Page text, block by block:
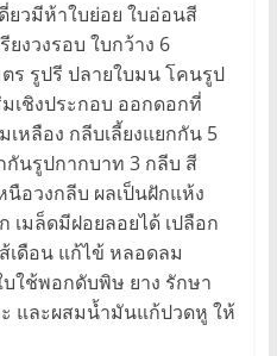
ยวมีห้าใบย่อย ใบอ่อนสี
ยงวงรอบ ใบกว้าง 6
ตร รูปรี ปลายใบมน โคนรูป
เชิงประกอบ ออกดอกที่
หลือง กลีบเลี้ยงแยกกัน 5
นรูปกากบาท 3 กลีบ สี
นือวงกลีบ ผลเป็นฝักแห้ง
เมล็ดมีฝอยลอยได้ เปลือก
เดือน แก้ไข้ หลอดลม
บใช้พอกดับพิษ ยาง รักษา
ะ และผสมน้ำมันแก้ปวดหู ให้